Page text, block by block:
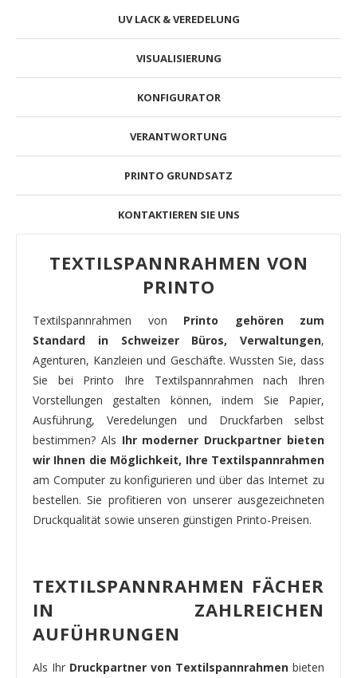
UV LACK & VEREDELUNG
VISUALISIERUNG
KONFIGURATOR
VERANTWORTUNG
PRINTO GRUNDSATZ
KONTAKTIEREN SIE UNS
TEXTILSPANNRAHMEN VON
PRINTO
Textilspannrahmen von Printo gehören zum
Standard in Schweizer Büros, Verwaltungen,
Agenturen, Kanzleien und Geschäfte. Wussten Sie, dass
Sie bei Printo Ihre Textilspannrahmen nach Ihren
Vorstellungen gestalten können, indem Sie Papier,
Ausführung, Veredelungen und Druckfarben selbst
bestimmen? Als Ihr moderner Druckpartner bieten
wir Ihnen die Möglichkeit, Ihre Textilspannrahmen
am Computer zu konfigurieren und über das Internet zu
bestellen. Sie profitieren von unserer ausgezeichneten
Druckqualität sowie unseren günstigen Printo-Preisen.
TEXTILSPANNRAHMEN FÄCHER
IN ZAHLREICHEN
AUFÜHRUNGEN
Als Ihr Druckpartner von Textilspannrahmen bieten